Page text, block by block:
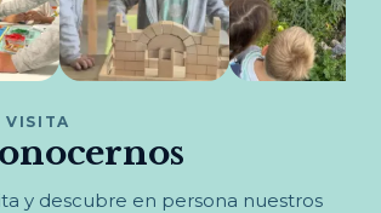
VISITA
y descubre en persona nuestros